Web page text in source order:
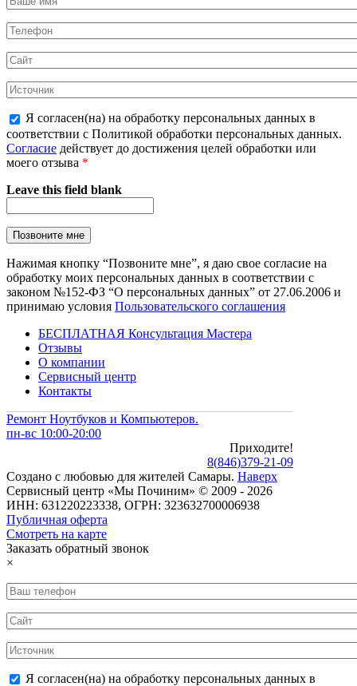
Я согласен(на) на обработку персональных данных в
соответствии с Политикой обработки персональных данных.
Согласие действует до достижения целей обработки или
моего отзыва *
Leave this field blank
Нажимая кнопку “Позвоните мне”, я даю свое согласие на
обработку моих персональных данных в соответствии с
законом №152-ФЗ “О персональных данных” от 27.06.2006 и
принимаю условия Пользовательского соглашения
БЕСПЛАТНАЯ Консультация Мастера
Отзывы
О компании
Сервисный центр
Контакты
Ремонт Ноутбуков и Компьютеров.
пн-вс 10:00-20:00
Приходите!
8(846)379-21-09
Создано с любовью для жителей Самары. Наверх
Сервисный центр «Мы Починим» © 2009 - 2026
ИНН: 631220223338, ОГРН: 323632700006938
Публичная оферта
Смотреть на карте
Заказать обратный звонок
×
Я согласен(на) на обработку персональных данных в